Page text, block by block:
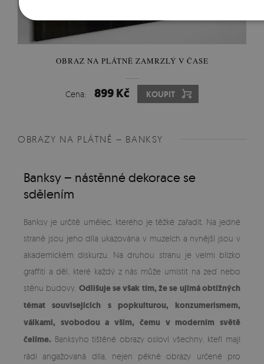
OBRAZ NA PLÁTNĚ ZAMRZLÝ V ČASE
Cena: 899 Kč KOUPIT
OBRAZY NA PLÁTNĚ – BANKSY
Banksy – nástěnné dekorace se
sdělením
Banksy je určitě umělec, kterého je těžké zařadit. Na jedné
straně jsou jeho díla ukazována v muzeích a nynější jsou v
akademickém diskurzu. Na druhou stranu je velmi blízko
graffiti a děl, které každý z nás může umístit na zeď nebo
stěnu budovy. Odlišuje se však tím, že se ujímá obtížných
témat souvisejících s popkulturou, konzumerismem,
válkami, svobodou a vším, čemu v moderním světě
čelíme. Banksyho tištěné obrazy osloví všechny, kteří mají
rádi angažovaná díla, nejen pěkné obrazy určené pro